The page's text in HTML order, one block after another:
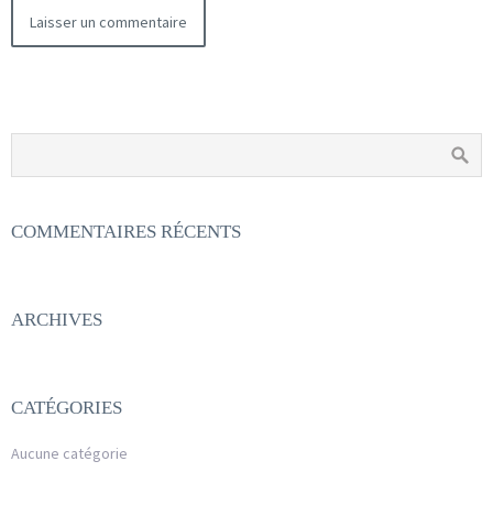
COMMENTAIRES RÉCENTS
ARCHIVES
CATÉGORIES
Aucune catégorie